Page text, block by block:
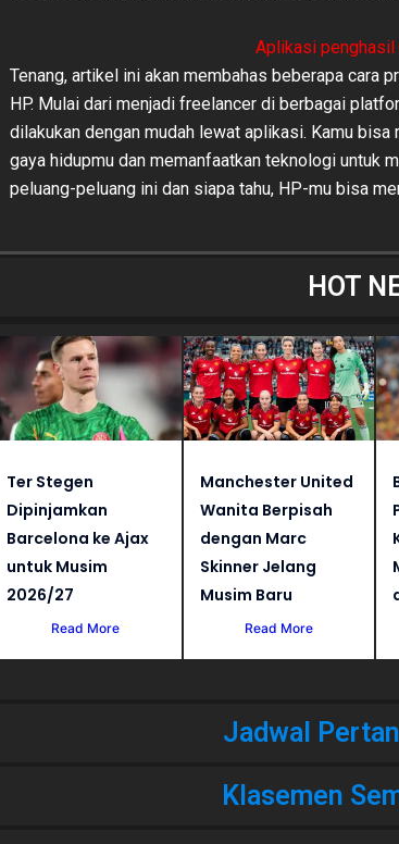
Aplikasi penghasil
Tenang, artikel ini akan membahas beberapa cara
HP. Mulai dari menjadi freelancer di berbagai
dilakukan dengan mudah lewat aplikasi. Kamu
gaya hidupmu dan memanfaatkan teknologi untuk
peluang-peluang ini dan siapa tahu, HP-mu bisa
HOT
Ter Stegen
Dipinjamkan
Barcelona ke Ajax
untuk Musim
2026/27
Read More
Manchester United
Wanita Berpisah
dengan Marc
Skinner Jelang
Musim Baru
Read More
Jadwal
Klasemen